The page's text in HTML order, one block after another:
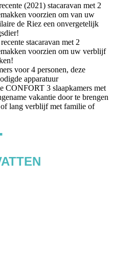
(2021) stacaravan met 2
voorzien om van uw
de Riez een onvergetelijk
stacaravan met 2
voorzien om uw verblijf
voor 4 personen, deze
apparatuur
CONFORT 3 slaapkamers met
vakantie door te brengen
lang verblijf met familie of